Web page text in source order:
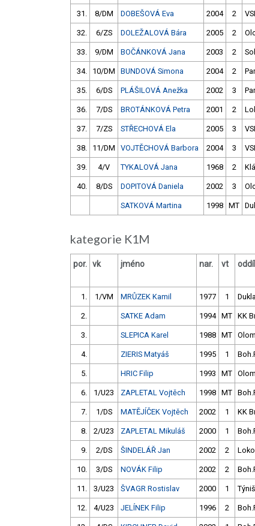
31. 8/DM DOBEŠOVÁ Eva 2004 2
32. 6/ZS DOLEŽALOVÁ Bára 2005 2
33. 9/DM BOČÁNKOVÁ Jana 2003 2
34. 10/DM BUNDOVÁ Simona 2004 2
35. 6/DS PLÁŠILOVÁ Anežka 2002 3
36. 7/DS BROTÁNKOVÁ Petra 2001 2
37. 7/ZS STŘECHOVÁ Ela 2005 3
38. 11/DM VOJTĚCHOVÁ Barbora 2004 3
39. 4/V TYKALOVÁ Jana 1968 2
40. 8/DS DOPITOVÁ Daniela 2002 3
SATKOVÁ Martina 1998 MT
kategorie K1M
por. vk jméno nar. vt oddíl
1. 1/VM MRŮZEK Kamil 1977 1
2. SATKE Adam 1994 MT KK
3. SLEPICA Karel 1988 MT
4. ZIERIS Matyáš 1995 1
5. HRIC Filip 1993 MT
6. 1/U23 ZAPLETAL Vojtěch 1998 MT
7. 1/DS MATĚJÍČEK Vojtěch 2002 1 KK
8. 2/U23 ZAPLETAL Mikuláš 2000 1
9. 2/DS ŠINDELÁŘ Jan 2002 2
10. 3/DS NOVÁK Filip 2002 2
11. 3/U23 ŠVAGR Rostislav 2000 1
12. 4/U23 JELÍNEK Filip 1996 2